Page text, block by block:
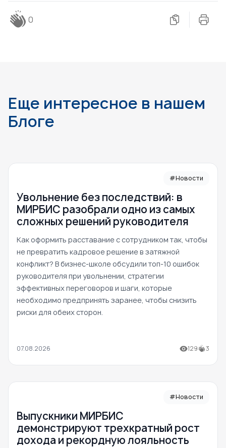
0
Еще интересное в нашем
Блоге
#Новости
Увольнение без последствий: в
МИРБИС разобрали одно из самых
сложных решений руководителя
Как оформить расставание с сотрудником так, чтобы
не превратить кадровое решение в затяжной
конфликт? В бизнес-школе обсудили топ-10 ошибок
руководителя при увольнении, стратегии
эффективных переговоров и шаги, которые
необходимо предпринять заранее, чтобы снизить
риски для обеих сторон.
07.08.2026 129 3
#Новости
Выпускники МИРБИС
демонстрируют трехкратный рост
дохода и рекордную лояльность